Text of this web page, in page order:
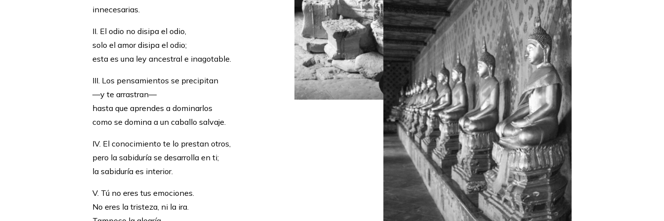
innecesarias.
II. El odio no disipa el odio,
solo el amor disipa el odio;
esta es una ley ancestral e inagotable.
III. Los pensamientos se precipitan
—y te arrastran—
hasta que aprendes a dominarlos
como se domina a un caballo salvaje.
IV. El conocimiento te lo prestan otros,
pero la sabiduría se desarrolla en ti;
la sabiduría es interior.
V. Tú no eres tus emociones.
No eres la tristeza, ni la ira.